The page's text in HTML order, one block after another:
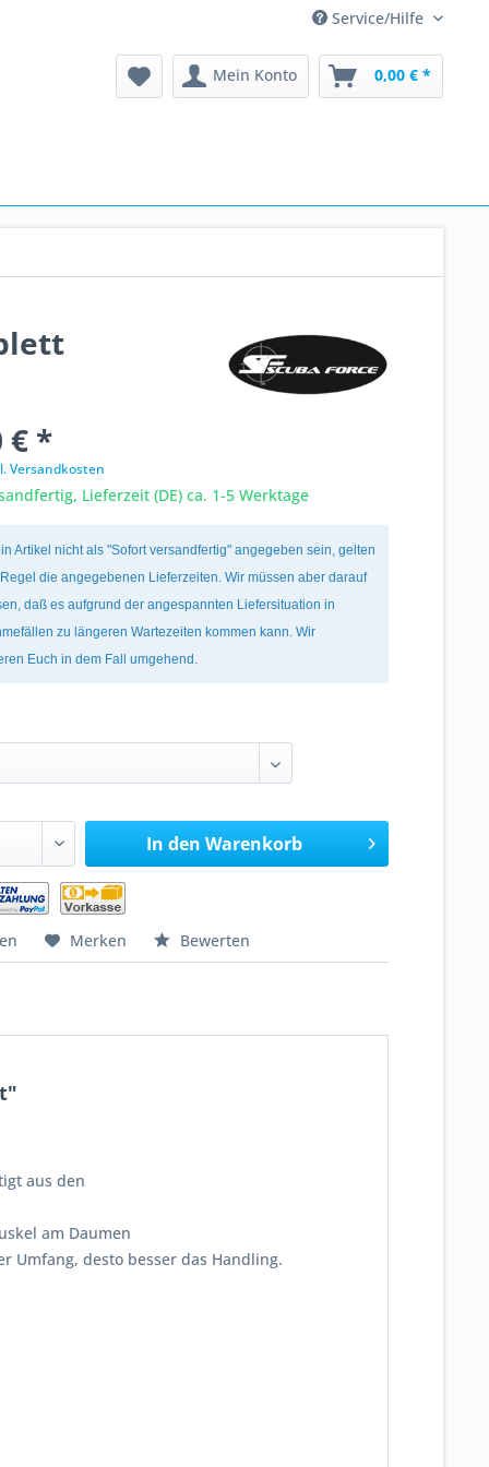
Service/Hilfe
Mein Konto 0,00 € *
€ *
Versandkosten
Lieferzeit (DE) ca. 1-5 Werktage
Artikel nicht als "Sofort versandfertig" angegeben sein, gelten
die angegebenen Lieferzeiten. Wir müssen aber darauf
daß es aufgrund der angespannten Liefersituation in
zu längeren Wartezeiten kommen kann. Wir
Euch in dem Fall umgehend.
In den Warenkorb
Merken Bewerten
aus den
am Daumen
Umfang, desto besser das Handling.